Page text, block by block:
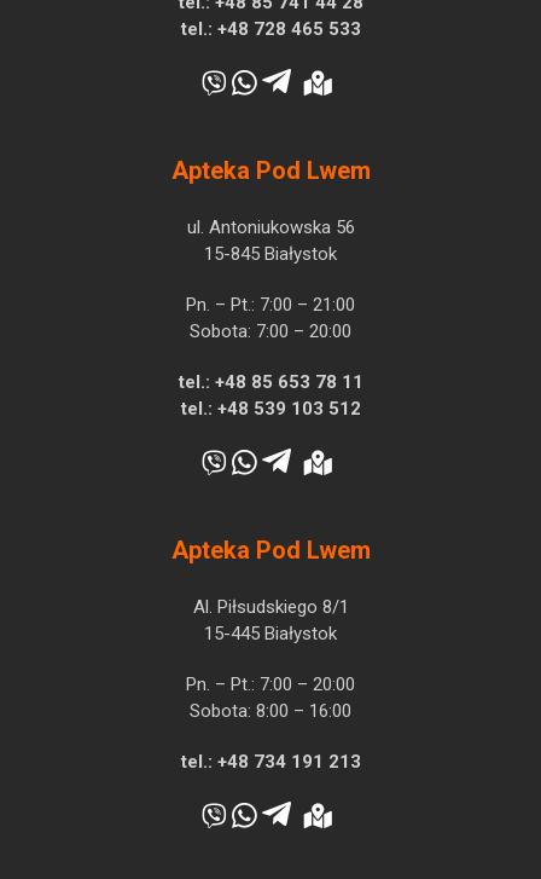
tel.: +48 728 465 533
Apteka Pod Lwem
ul. Antoniukowska 56
15-845 Białystok
Pn. – Pt.: 7:00 – 21:00
Sobota: 7:00 – 20:00
tel.: +48 85 653 78 11
tel.: +48 539 103 512
Apteka Pod Lwem
Al. Piłsudskiego 8/1
15-445 Białystok
Pn. – Pt.: 7:00 – 20:00
Sobota: 8:00 – 16:00
tel.: +48 734 191 213